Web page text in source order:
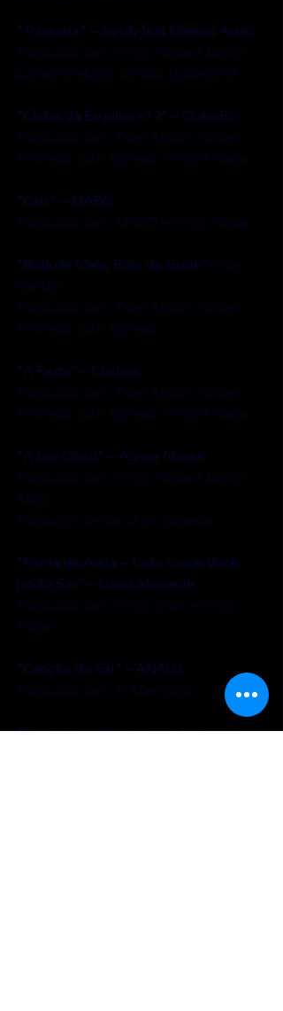
“Travessia” – Sandy feat Mateus Asato
Produzido por: Victor Pozas e Daniel
LopesProdução da voz: Lucas Lima
“Clube da Esquina nº 2” – OutroEu
Produzido por: Pepê Santos, Uliliam
Pimenta, Julio Raposo e Victor Pozas
“Cais” – MARO
Produzido por: MARO e Victor Pozas
“Bola de Meia, Bola de Gude” – Os
Garotin
Produzido por: Pepê Santos, Uliliam
Pimenta, Julio Raposo
“A Festa” – Clarissa
Produzido por: Pepê Santos, Uliliam
Pimenta, Julio Raposo e Victor Pozas
“A Lua Girou” – Agnes Nunes
Produzido por; Victor Pozas e Daniel
Musy
Produção da voz: Juan Lacerda
“Ponta de Areia – Tudo o que Você
podia Ser” – Lucas Mamede
Produzido por: Victor Gran e Victor
Pozas
“Canção do Sal” – ANALU
Produzido por: Fi Maróstica
“Encontros e Despedidas” – Liniker